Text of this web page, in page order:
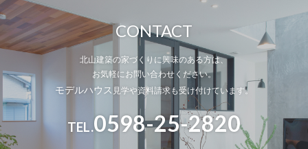
CONTACT
北山建築の家づくりに興味のある方は、
お気軽にお問い合わせください。
モデルハウス 見学や資料請求も受け付けています。
TEL.0598-25-2820